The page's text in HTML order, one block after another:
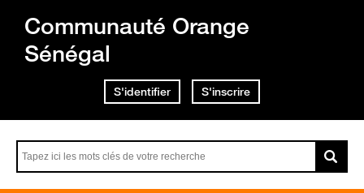
Communauté Orange
Sénégal
S'identifier S'inscrire